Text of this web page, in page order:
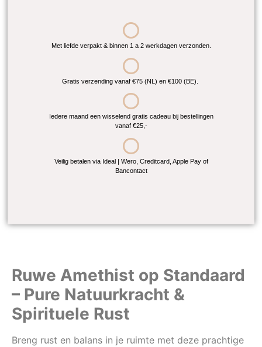
Met liefde verpakt & binnen 1 a 2 werkdagen verzonden.
Gratis verzending vanaf €75 (NL) en €100 (BE).
Iedere maand een wisselend gratis cadeau bij bestellingen
vanaf €25,-
Veilig betalen via Ideal | Wero, Creditcard, Apple Pay of
Bancontact
Ruwe Amethist op Standaard
– Pure Natuurkracht &
Spirituele Rust
Breng rust en balans in je ruimte met deze prachtige